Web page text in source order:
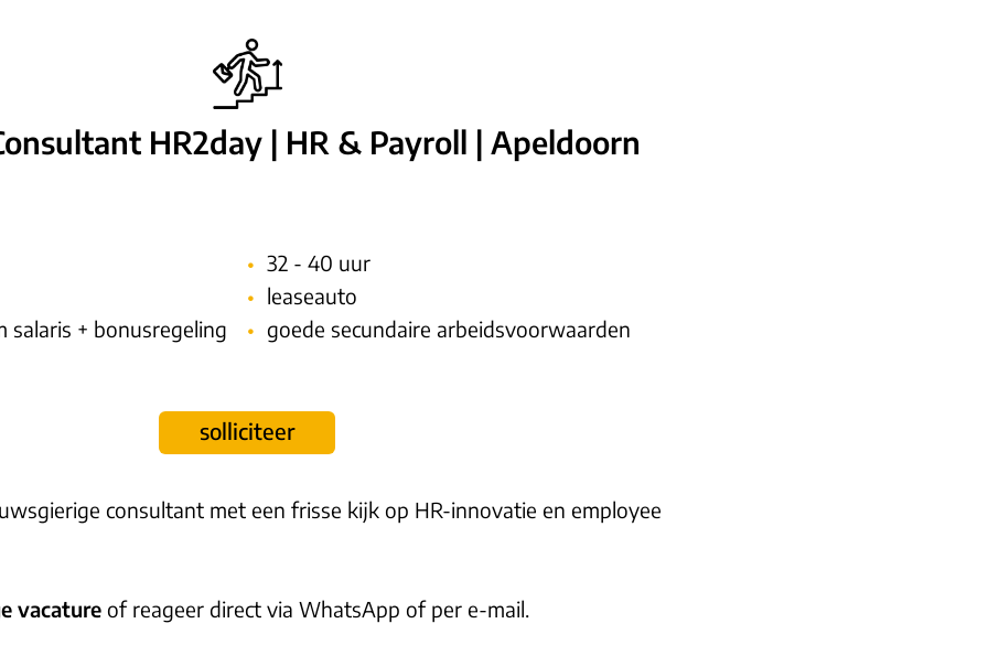
HR2day | HR & Payroll | Apeldoorn
32 - 40 uur
leaseauto
salaris + bonusregeling
goede secundaire arbeidsvoorwaarden
solliciteer
consultant met een frisse kijk op HR-innovatie en employee
vacature of reageer direct via WhatsApp of per e-mail.